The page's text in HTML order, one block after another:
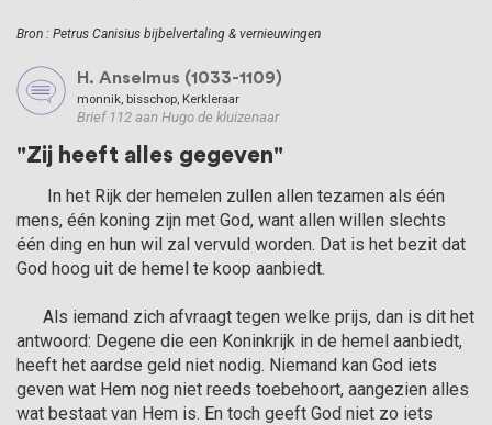
Bron : Petrus Canisius bijbelvertaling & vernieuwingen
H. Anselmus (1033-1109)
monnik, bisschop, Kerkleraar
Brief 112 aan Hugo de kluizenaar
"Zij heeft alles gegeven"
In het Rijk der hemelen zullen allen tezamen als één
mens, één koning zijn met God, want allen willen slechts
één ding en hun wil zal vervuld worden. Dat is het bezit dat
God hoog uit de hemel te koop aanbiedt.
Als iemand zich afvraagt tegen welke prijs, dan is dit het
antwoord: Degene die een Koninkrijk in de hemel aanbiedt,
heeft het aardse geld niet nodig. Niemand kan God iets
geven wat Hem nog niet reeds toebehoort, aangezien alles
wat bestaat van Hem is. En toch geeft God niet zo iets